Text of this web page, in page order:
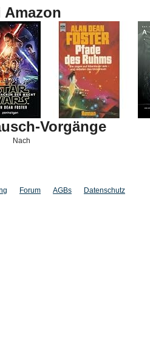
Amazon
Vorgänge
Nach
Forum AGBs Datenschutz